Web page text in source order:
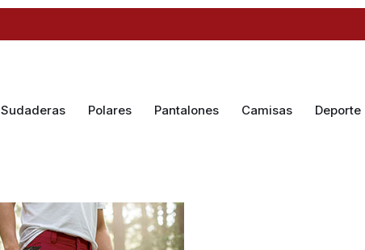
Sudaderas Polares Pantalones Camisas Deporte